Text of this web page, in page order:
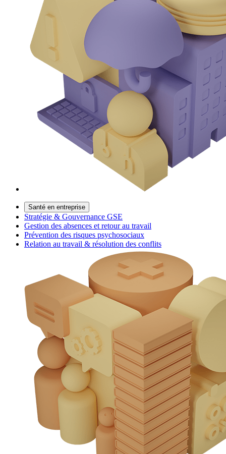
Santé en entreprise
Stratégie & Gouvernance GSE
Gestion des absences et retour au travail
Prévention des risques psychosociaux
Relation au travail & résolution des conflits